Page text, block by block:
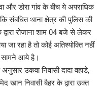
डोरा गांव के बीच ये अपराधिक
संबधित थाना क्षेत्र की पुलिस की
रोजाना शाम 04 बजे से लेकर
रहा है तो कोई अतिश्योक्ति नहीं
सामने आये है।
उकवा निवासी दादा वहाडे,
खान निवासी बैहर के द्वारा उक्त